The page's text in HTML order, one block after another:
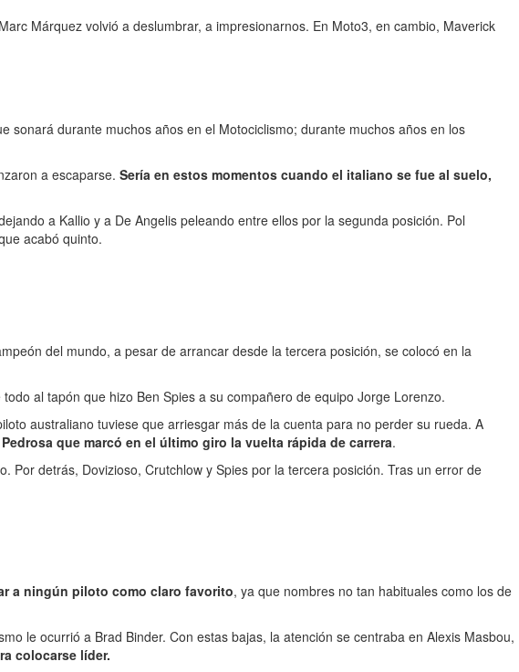
Márquez volvió a deslumbrar, a impresionarnos. En Moto3, en cambio, Maverick
durante muchos años en el Motociclismo; durante muchos años en los
a escaparse. Sería en estos momentos cuando el italiano se fue al suelo,
a Kallio y a De Angelis peleando entre ellos por la segunda posición. Pol
acabó quinto.
del mundo, a pesar de arrancar desde la tercera posición, se colocó en la
al tapón que hizo Ben Spies a su compañero de equipo Jorge Lorenzo.
australiano tuviese que arriesgar más de la cuenta para no perder su rueda. A
que marcó en el último giro la vuelta rápida de carrera.
detrás, Dovizioso, Crutchlow y Spies por la tercera posición. Tras un error de
a ningún piloto como claro favorito, ya que nombres no tan habituales como los de
le ocurrió a Brad Binder. Con estas bajas, la atención se centraba en Alexis Masbou,
colocarse líder.